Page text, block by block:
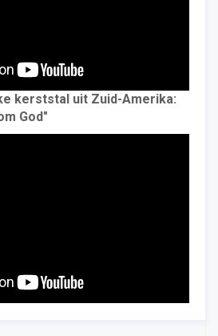
kerststal uit Zuid-Amerika:
God"